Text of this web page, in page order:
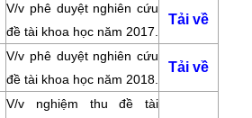
V/v phê duyệt nghiên cứu
đề tài khoa học năm 2017.
Tải về
V/v phê duyệt nghiên cứu
đề tài khoa học năm 2018.
Tải về
V/v nghiệm thu đề tài